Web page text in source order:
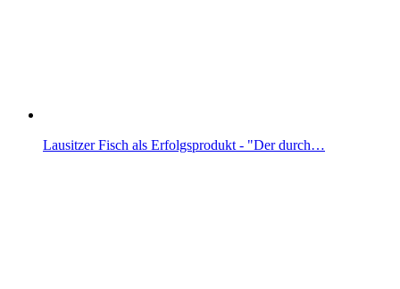
Lausitzer Fisch als Erfolgsprodukt - "Der durch…